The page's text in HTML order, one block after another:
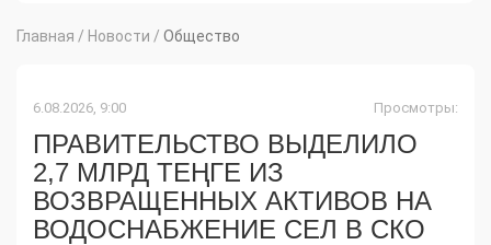
Главная / Новости / Общество
6.08.2026, 9:00 Просмотры:
ПРАВИТЕЛЬСТВО ВЫДЕЛИЛО
2,7 МЛРД ТЕҢГЕ ИЗ
ВОЗВРАЩЕННЫХ АКТИВОВ НА
ВОДОСНАБЖЕНИЕ СЕЛ В СКО